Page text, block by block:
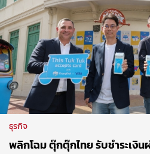
ธุรกิจ
พลิกโฉม ตุ๊กตุ๊กไทย รับชำระเงิน